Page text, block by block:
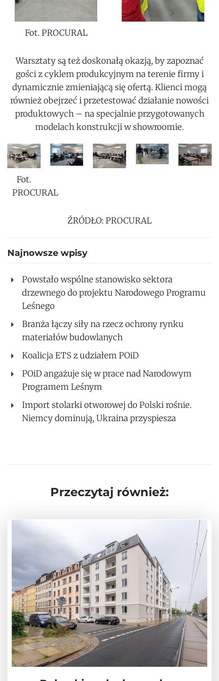
Fot. PROCURAL
Warsztaty są też doskonałą okazją, by zapoznać
gości z cyklem produkcyjnym na terenie firmy i
dynamicznie zmieniającą się ofertą. Klienci mogą
również obejrzeć i przetestować działanie nowości
produktowych – na specjalnie przygotowanych
modelach konstrukcji w showroomie.
Fot.
PROCURAL
ŹRÓDŁO: PROCURAL
Najnowsze wpisy
Powstało wspólne stanowisko sektora
drzewnego do projektu Narodowego Programu
Leśnego
Branża łączy siły na rzecz ochrony rynku
materiałów budowlanych
Koalicja ETS z udziałem POiD
POiD angażuje się w prace nad Narodowym
Programem Leśnym
Import stolarki otworowej do Polski rośnie.
Niemcy dominują, Ukraina przyspiesza
Przeczytaj również: